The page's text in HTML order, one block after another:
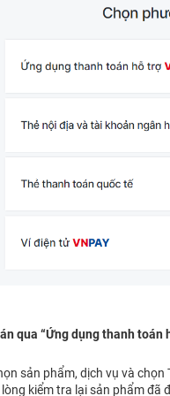
qua “Ứng dụng thanh toán
sản phẩm, dịch vụ và
kiểm tra lại sản phẩm